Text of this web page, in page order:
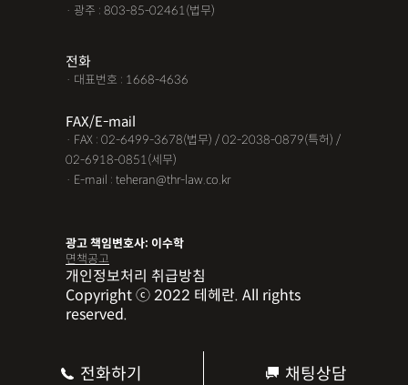
전화하기 채팅상담
· 광주 : 803-85-02461(법무)
전화
· 대표번호 : 1668-4636
FAX/E-mail
· FAX : 02-6499-3678(법무) / 02-2038-0879(특허) /
02-6918-0851(세무)
· E-mail : teheran@thr-law.co.kr
광고 책임변호사: 이수학
면책공고
개인정보처리 취급방침
Copyright ⓒ 2022 테헤란. All rights
reserved.